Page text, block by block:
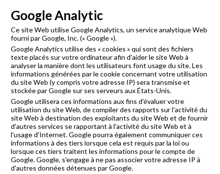
Google Analytic
Ce site Web utilise Google Analytics, un service analytique Web
fourni par Google, Inc. (« Google »).
Google Analytics utilise des « cookies » qui sont des fichiers
texte placés sur votre ordinateur afin d'aider le site Web à
analyser la manière dont les utilisateurs font usage du site. Les
informations générées par le cookie concernant votre utilisation
du site Web (y compris votre adresse IP) sera transmise et
stockée par Google sur ses serveurs aux États-Unis.
Google utilisera ces informations aux fins d'évaluer votre
utilisation du site Web, de compiler des rapports sur l'activité du
site Web à destination des exploitants du site Web et de fournir
d'autres services se rapportant à l'activité du site Web et à
l'usage d'Internet. Google pourra également communiquer ces
informations à des tiers lorsque cela est requis par la loi ou
lorsque ces tiers traitent les informations pour le compte de
Google. Google, s'engage à ne pas associer votre adresse IP à
d'autres données détenues par Google.